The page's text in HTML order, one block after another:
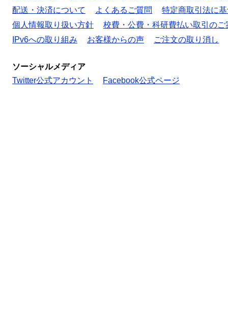
配送・決済について
よくあるご質問
特定商取引法に
個人情報取り扱い方針
校費・公費・科研費払い取引のご
IPv6への取り組み
お客様からの声 ご注文の取り消し
ソーシャルメディア
Twitter公式アカウント
Facebook公式ページ